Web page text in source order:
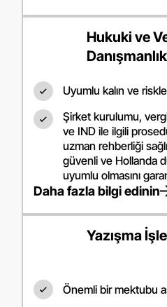
Hukuki ve
Uyumlu kalın ve
Şirket kurulumu,
ve IND ile ilgili
uzman rehberliği
güvenli ve Hollanda
uyumlu olmasını
Daha fazla bilgi edinin
Yazışma
Önemli bir mektubu